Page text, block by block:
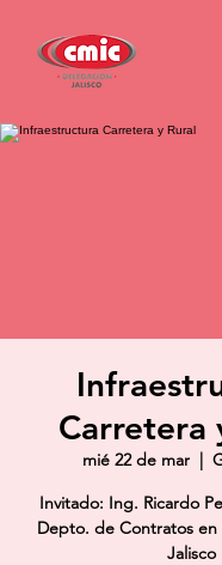
Carretera
mié 22 de mar
  |
Invitado: Ing. Ricardo
Depto. de Contratos en
Jalisco